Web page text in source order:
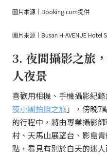
圖片來源｜Booking.com提供
圖片來源｜Busan H-AVENUE Hotel
3. 夜間攝影之旅
人夜景
喜歡用相機、手機攝影紀
夜小團拍照之旅 」，傍晚7
的行程中，將由專業攝影
村、天馬山展望台、影島
點，看見有別於白天的迷